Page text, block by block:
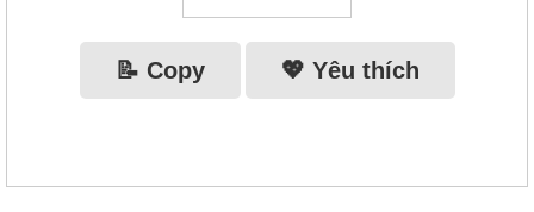
📝 Copy 💖 Yêu thích